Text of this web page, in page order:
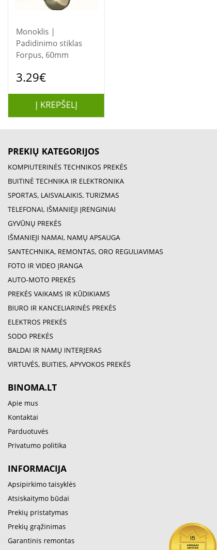
Monoklis |
Padidinimo stiklas
Forpus, 60mm
3.29€
Į KREPŠELĮ
PREKIŲ KATEGORIJOS
KOMPIUTERINĖS TECHNIKOS PREKĖS
BUITINĖ TECHNIKA IR ELEKTRONIKA
SPORTAS, LAISVALAIKIS, TURIZMAS
TELEFONAI, IŠMANIEJI ĮRENGINIAI
GYVŪNŲ PREKĖS
IŠMANIEJI NAMAI, NAMŲ APSAUGA
SANTECHNIKA, REMONTAS, ORO REGULIAVIMAS
FOTO IR VIDEO ĮRANGA
AUTO-MOTO PREKĖS
PREKĖS VAIKAMS IR KŪDIKIAMS
BIURO IR KANCELIARINĖS PREKĖS
ELEKTROS PREKĖS
SODO PREKĖS
BALDAI IR NAMŲ INTERJERAS
VIRTUVĖS, BUITIES, APYVOKOS PREKĖS
BINOMA.LT
Apie mus
Kontaktai
Parduotuvės
Privatumo politika
INFORMACIJA
Apsipirkimo taisyklės
Atsiskaitymo būdai
Prekių pristatymas
Prekių grąžinimas
Garantinis remontas